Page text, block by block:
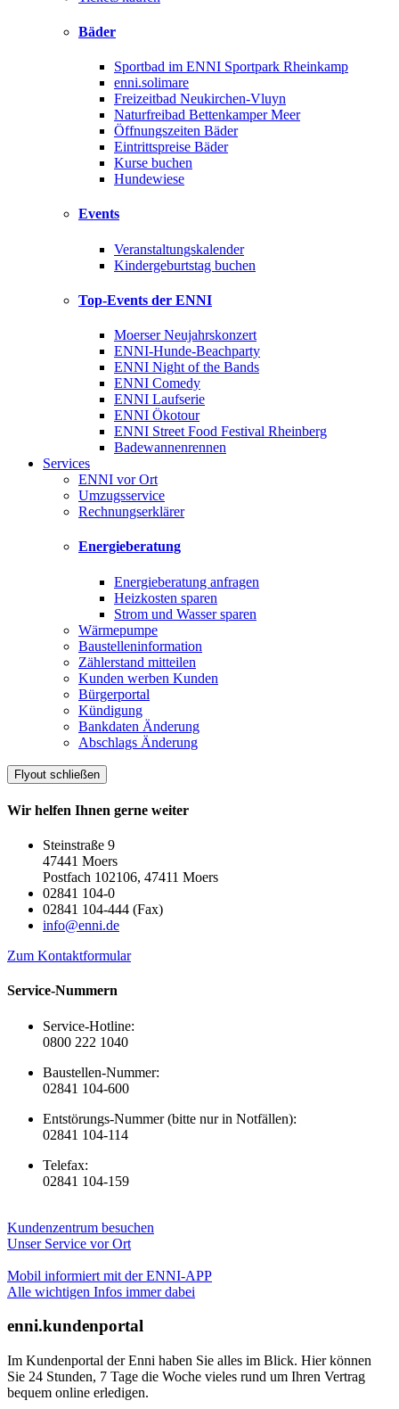
Bäder
Sportbad im ENNI Sportpark Rheinkamp
enni.solimare
Freizeitbad Neukirchen-Vluyn
Naturfreibad Bettenkamper Meer
Öffnungszeiten Bäder
Eintrittspreise Bäder
Kurse buchen
Hundewiese
Events
Veranstaltungskalender
Kindergeburtstag buchen
Top-Events der ENNI
Moerser Neujahrskonzert
ENNI-Hunde-Beachparty
ENNI Night of the Bands
ENNI Comedy
ENNI Laufserie
ENNI Ökotour
ENNI Street Food Festival Rheinberg
Badewannenrennen
Services
ENNI vor Ort
Umzugsservice
Rechnungserklärer
Energieberatung
Energieberatung anfragen
Heizkosten sparen
Strom und Wasser sparen
Wärmepumpe
Baustelleninformation
Zählerstand mitteilen
Kunden werben Kunden
Bürgerportal
Kündigung
Bankdaten Änderung
Abschlags Änderung
Flyout schließen
Wir helfen Ihnen gerne weiter
Steinstraße 9
47441 Moers
Postfach 102106, 47411 Moers
02841 104-0
02841 104-444 (Fax)
info@enni.de
Zum Kontaktformular
Service-Nummern
Service-Hotline:
0800 222 1040
Baustellen-Nummer:
02841 104-600
Entstörungs-Nummer (bitte nur in Notfällen):
02841 104-114
Telefax:
02841 104-159
Kundenzentrum besuchen
Unser Service vor Ort
Mobil informiert mit der ENNI-APP
Alle wichtigen Infos immer dabei
enni.kundenportal
Im Kundenportal der Enni haben Sie alles im Blick. Hier können
Sie 24 Stunden, 7 Tage die Woche vieles rund um Ihren Vertrag
bequem online erledigen.